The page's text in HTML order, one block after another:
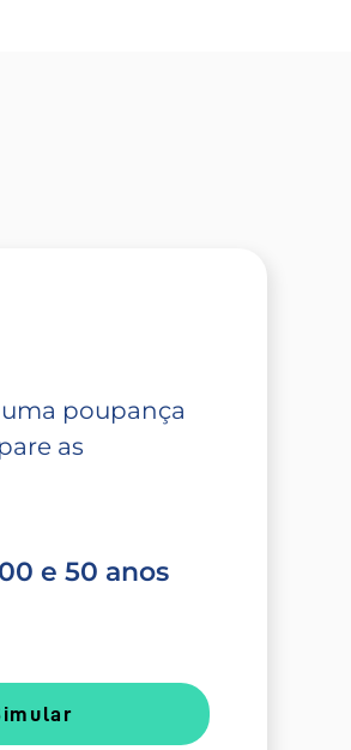
poupança
as
e 50 anos